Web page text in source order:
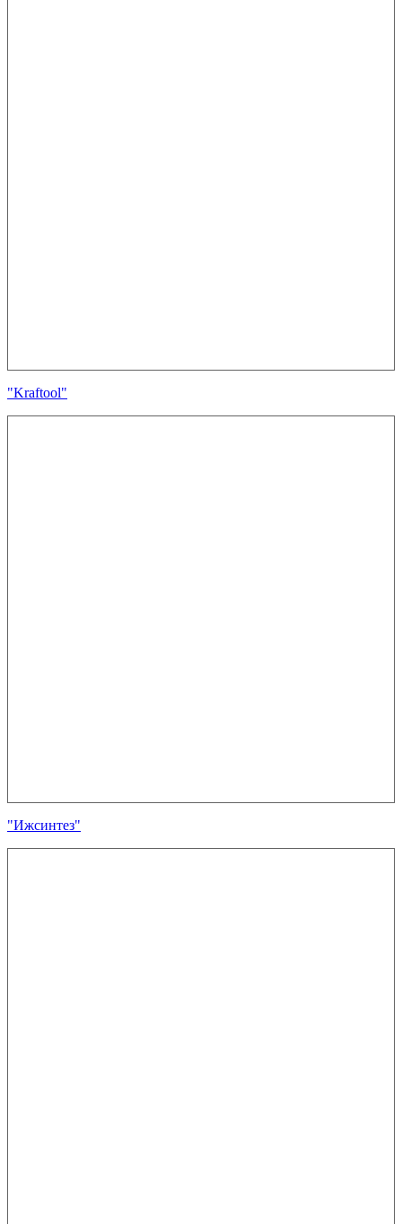
"Kraftool"
"Ижсинтез"